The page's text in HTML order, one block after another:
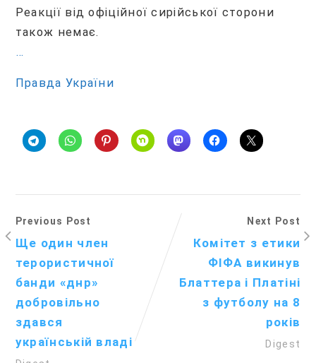
Реакції від офіційної сирійської сторони
також немає.
…
Правда України
Previous Post
Ще один член
терористичної
банди «днр»
добровільно
здався
українській владі
Next Post
Комітет з етики
ФІФА викинув
Блаттера і Платіні
з футболу на 8
років
Digest